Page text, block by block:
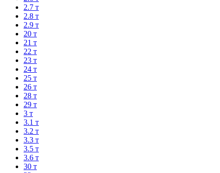
2.7 т
2.8 т
2.9 т
20 т
21 т
22 т
23 т
24 т
25 т
26 т
28 т
29 т
3 т
3.1 т
3.2 т
3.3 т
3.5 т
3.6 т
30 т